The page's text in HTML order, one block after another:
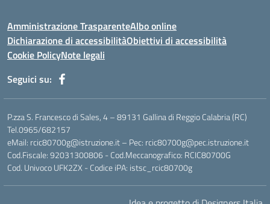
Amministrazione TrasparenteAlbo online
Dichiarazione di accessibilitàObiettivi di accessibilità
Cookie PolicyNote legali
Seguici su:
P.zza S. Francesco di Sales, 4 – 89131 Gallina di Reggio Calabria (RC)
Tel.0965/682157
eMail: rcic80700g@istruzione.it – Pec: rcic80700g@pec.istruzione.it
Cod.Fiscale: 92031300806 - Cod.Meccanografico: RCIC80700G
Cod. Univoco UFK2ZX - Codice iPA: istsc_rcic80700g